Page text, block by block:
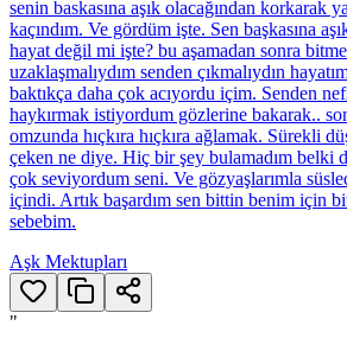
senin baskasına aşık olacağından korkarak
kaçındım. Ve gördüm işte. Sen başkasına
hayat değil mi işte? bu aşamadan sonra
uzaklaşmalıydım senden çıkmalıydın
baktıkça daha çok acıyordu içim. Senden
haykırmak istiyordum gözlerine bakarak..
omzunda hıçkıra hıçkıra ağlamak. Sürekli
çeken ne diye. Hiç bir şey bulamadım belki
çok seviyordum seni. Ve gözyaşlarımla
içindi. Artık başardım sen bittin benim için
sebebim.
Aşk Mektupları
"